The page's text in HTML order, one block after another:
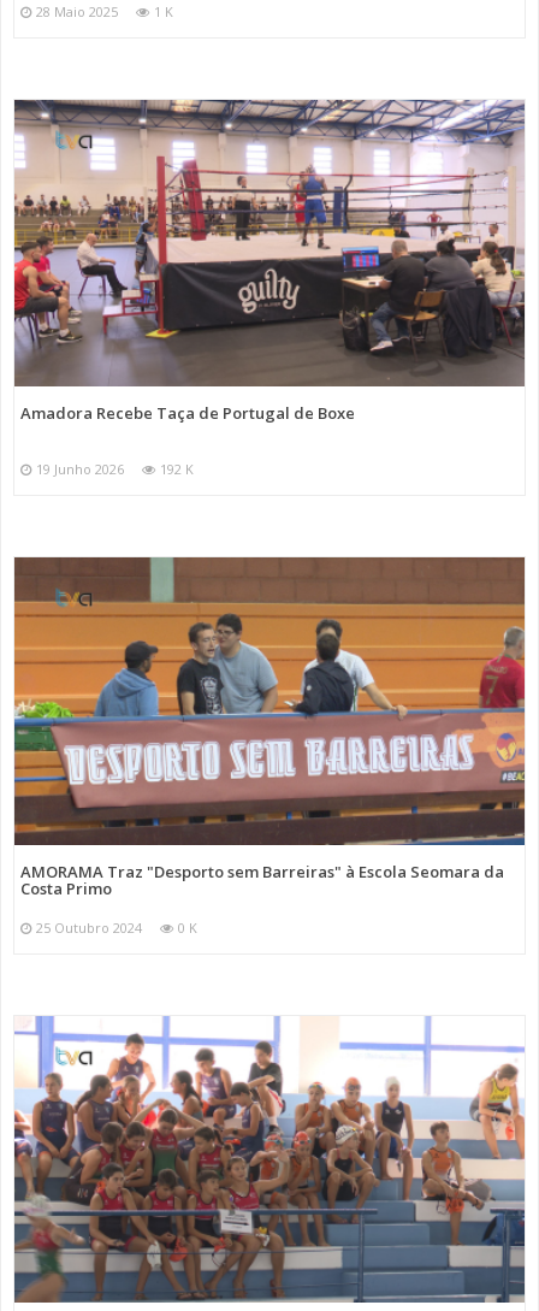
28 Maio 2025 1 K
Amadora Recebe Taça de Portugal de Boxe
19 Junho 2026 192 K
AMORAMA Traz "Desporto sem Barreiras" à Escola Seomara da
Costa Primo
25 Outubro 2024 0 K